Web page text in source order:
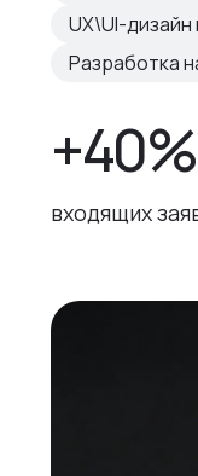
UX\UI-
Разработка
+40%
входящих